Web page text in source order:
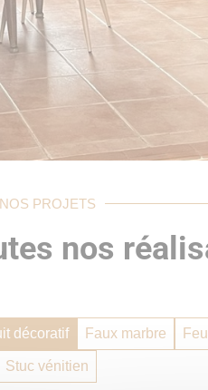
NOS PROJETS
nos
décoratif Faux marbre
Stuc vénitien